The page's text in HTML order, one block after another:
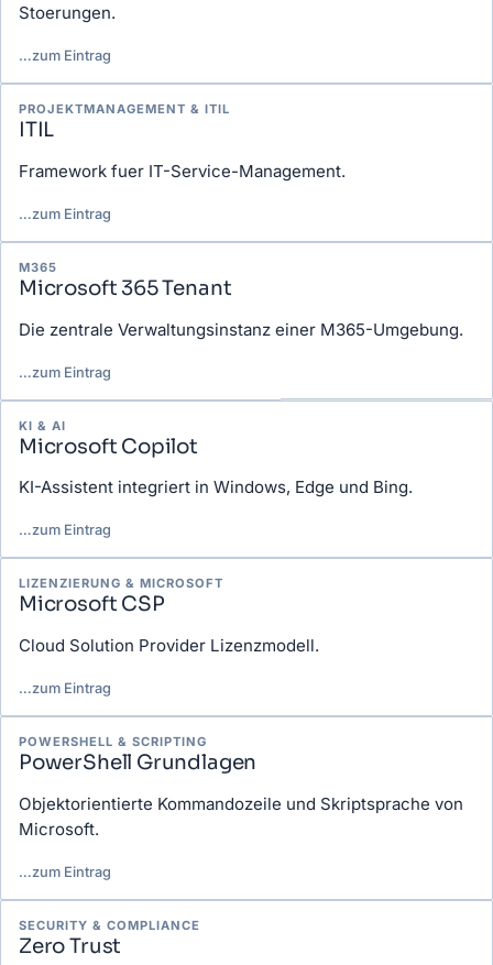
Stoerungen.
…zum Eintrag
PROJEKTMANAGEMENT & ITIL
ITIL
Framework fuer IT-Service-Management.
…zum Eintrag
M365
Microsoft 365 Tenant
Die zentrale Verwaltungsinstanz einer M365-Umgebung.
…zum Eintrag
KI & AI
Microsoft Copilot
KI-Assistent integriert in Windows, Edge und Bing.
…zum Eintrag
LIZENZIERUNG & MICROSOFT
Microsoft CSP
Cloud Solution Provider Lizenzmodell.
…zum Eintrag
POWERSHELL & SCRIPTING
PowerShell Grundlagen
Objektorientierte Kommandozeile und Skriptsprache von
Microsoft.
…zum Eintrag
SECURITY & COMPLIANCE
Zero Trust